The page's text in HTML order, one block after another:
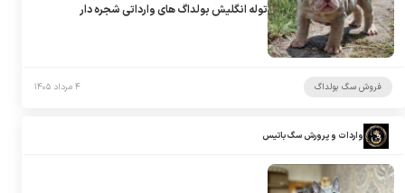
توله انگلیش بولداگ های وارداتی شجره دار
فروش سگ بولداگ ۴ مرداد ۱۴۰۵
واردات و پرورش سگ باتیس